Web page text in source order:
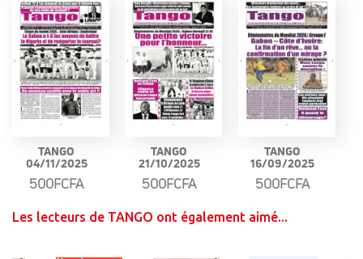
TANGO
04/11/2025
500FCFA
TANGO
21/10/2025
500FCFA
TANGO
16/09/2025
500FCFA
Les lecteurs de TANGO ont également aimé...